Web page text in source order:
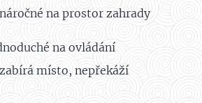
na prostor zahrady
na ovládání
místo, nepřekáží